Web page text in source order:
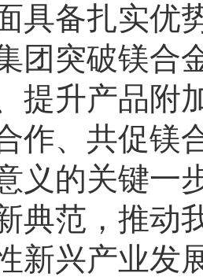
具备扎实优
团突破镁合
提升产品附
作、共促镁
义的关键一
典范，推动
新兴产业发